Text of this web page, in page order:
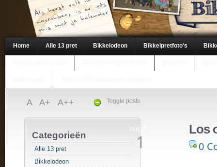
Home Alle 13 pret Bikkelodeon Bikkelpretfoto's
Toggle posts
A A+ A++
Categorieën
Alle 13 pret
Bikkelodeon
aug/11
1
Los
0